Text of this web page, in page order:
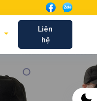
Liên
hệ